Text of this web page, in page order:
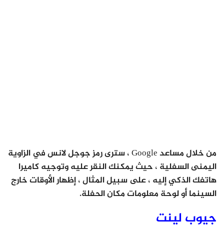
من خلال مساعد Google ، سترى رمز جوجل لانس في الزاوية
اليمنى السفلية ، حيث يمكنك النقر عليه وتوجيه كاميرا
هاتفك الذكي إليه ، على سبيل المثال ، إظهار الأوقات خارج
السينما أو لوحة معلومات مكان الحفلة.
جيوب لينت